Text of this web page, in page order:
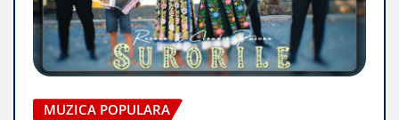
MUZICA POPULARA